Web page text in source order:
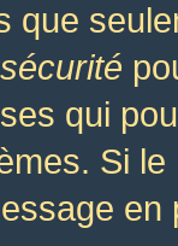
que
sécurité
qui
Si